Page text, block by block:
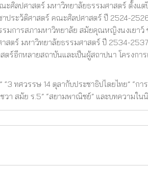
ะศิลปศาสตร์ มหาวิทยาลัยธรรมศาสตร์ ตั้งแ
ประวัติศาสตร์ คณะศิลปศาสตร์ ปี 2524-
มการสภามหาวิทยาลัย สมัยคุณหญิงนงเยาว์
ตร์ มหาวิทยาลัยธรรมศาสตร์ ปี 2534-
ร์อีกหลายสถาบันและเป็นผู้สถาปนา โครงกา
ทศวรรษ 14 ตุลากับประชาธิปไตยไทย” “ก
วา สมัย ร.5” “สยามพาณิชย์” และบทความใ